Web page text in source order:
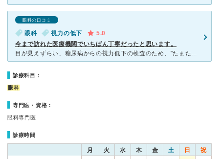
眼科の口コミ
眼科 視力の低下
5.0
今まで訪れた医療機関でいちばん丁寧だったと思います。
目が見えずらい、糖尿病からの視力低下の検査のため、"たまたま"行ってみた眼科でした。 行ってみると、スタッフ関係者が全員女性でしたので、"女性にも安心な眼科"がコンセプトかもしれませんが、４０代男性
診療科目：
眼科
専門医・資格：
眼科専門医
診療時間
月 火 水 木 金 土 日 祝